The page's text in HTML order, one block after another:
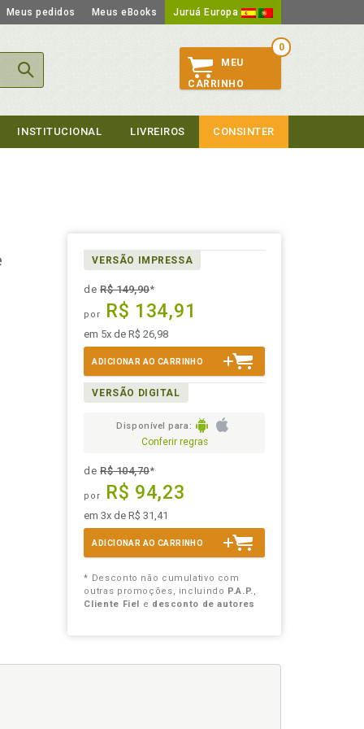
Meus pedidos Meus eBooks Juruá Europa
0
MEU
CARRINHO
INSTITUCIONAL LIVREIROS CONSINTER
VERSÃO IMPRESSA
deR$ 149,90*
por R$ 134,91
em 5x de R$ 26,98
ADICIONAR AO CARRINHO
VERSÃO DIGITAL
Disponível para:
Conferir regras
deR$ 104,70*
por R$ 94,23
em 3x de R$ 31,41
ADICIONAR AO CARRINHO
* Desconto não cumulativo com
outras promoções, incluindo P.A.P.,
Cliente Fiel
e desconto de autores